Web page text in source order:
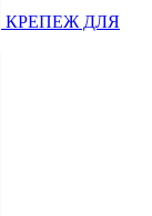
КРЕПЕЖ ДЛЯ